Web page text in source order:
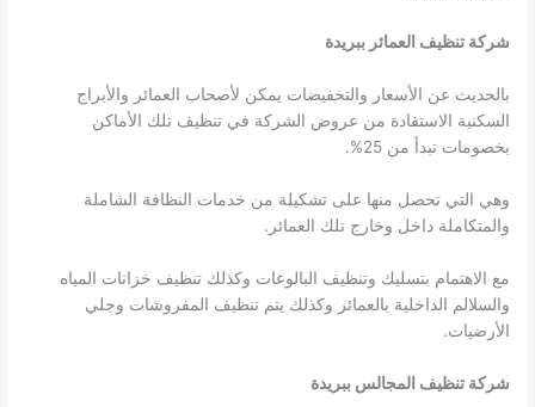
شركة تنظيف العمائر ببريدة
بالحديث عن الأسعار والتخفيضات يمكن لأصحاب العمائر والأبراج
السكنية الاستفادة من عروض الشركة في تنظيف تلك الأماكن
بخصومات تبدأ من 25%.
وهي التي تحصل منها على تشكيلة من خدمات النظافة الشاملة
والمتكاملة داخل وخارج تلك العمائر.
مع الاهتمام بتسليك وتنظيف البالوعات وكذلك تنظيف خزانات المياه
والسلالم الداخلية بالعمائر وكذلك يتم تنظيف المفروشات وجلي
الأرضيات.
شركة تنظيف المجالس ببريدة